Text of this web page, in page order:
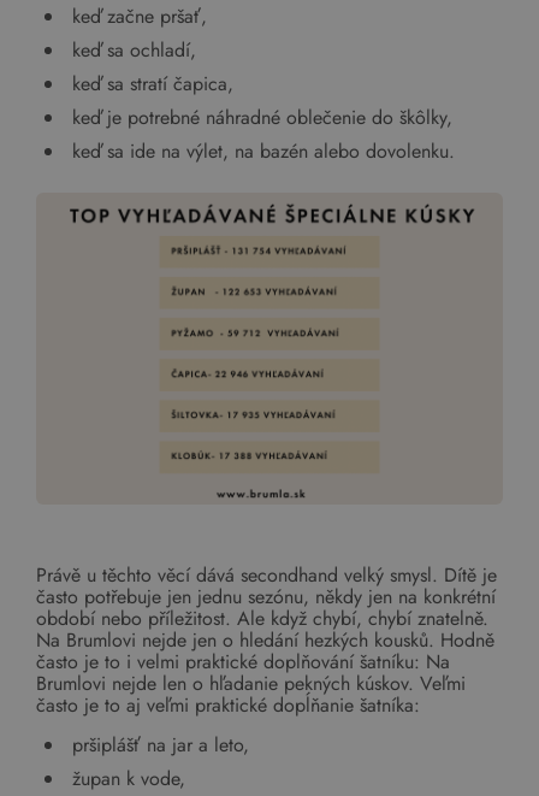
keď začne pršať,
keď sa ochladí,
keď sa stratí čapica,
keď je potrebné náhradné oblečenie do škôlky,
keď sa ide na výlet, na bazén alebo dovolenku.
Právě u těchto věcí dává secondhand velký smysl. Dítě je
často potřebuje jen jednu sezónu, někdy jen na konkrétní
období nebo příležitost. Ale když chybí, chybí znatelně.
Na Brumlovi nejde jen o hledání hezkých kousků. Hodně
často je to i velmi praktické doplňování šatníku: Na
Brumlovi nejde len o hľadanie pekných kúskov. Veľmi
často je to aj veľmi praktické dopĺňanie šatníka:
pršiplášť na jar a leto,
župan k vode,